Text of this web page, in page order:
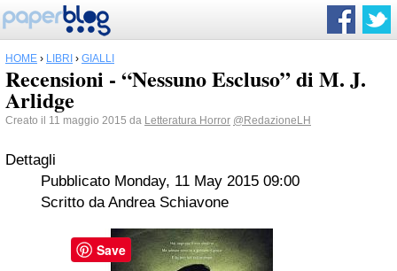
HOME › LIBRI › GIALLI
Recensioni - “Nessuno Escluso” di M. J.
Arlidge
Creato il 11 maggio 2015 da Letteratura Horror @RedazioneLH
Dettagli
Pubblicato Monday, 11 May 2015 09:00
Scritto da Andrea Schiavone
Save